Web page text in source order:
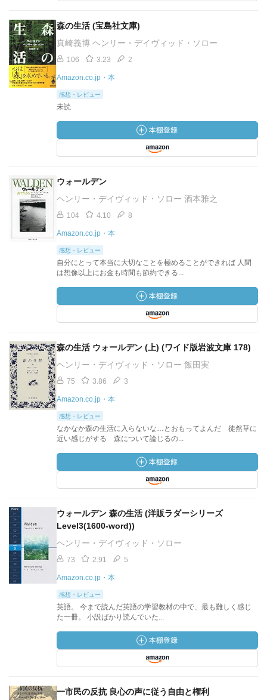
森の生活 (宝島社文庫)
真崎義博 ヘンリー・デイヴィッド・ソロー
106 3.23 2
Amazon.co.jp・本
感想・レビュー
未読
ウォールデン
ヘンリー・デイヴィッド・ソロー 酒本雅之
104 4.10 8
Amazon.co.jp・本
感想・レビュー
自分にとって本当に大切なことを極めることができれば 人間
は想像以上にお金も時間も節約できる...
森の生活 ウォールデン (上) (ワイド版岩波文庫 178)
ヘンリー・デイヴィッド・ソロー 飯田実
75 3.86 3
Amazon.co.jp・本
感想・レビュー
なかなか森の生活に入らないな…とおもってよんだ 徒然草に
近い感じがする 森について論じるの...
ウォールデン 森の生活 (洋販ラダーシリーズ
Level3(1600‐word))
ヘンリー・デイヴィッド・ソロー
73 2.91 5
Amazon.co.jp・本
感想・レビュー
英語。 今まで読んだ英語の学習教材の中で、最も難しく感じ
た一冊。 小説ばかり読んでいた...
一市民の反抗 良心の声に従う自由と権利